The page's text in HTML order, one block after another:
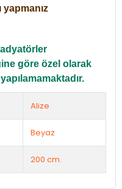
yapmanız
göre özel olarak
yapılamamaktadır.
Alize
Beyaz
200 cm.